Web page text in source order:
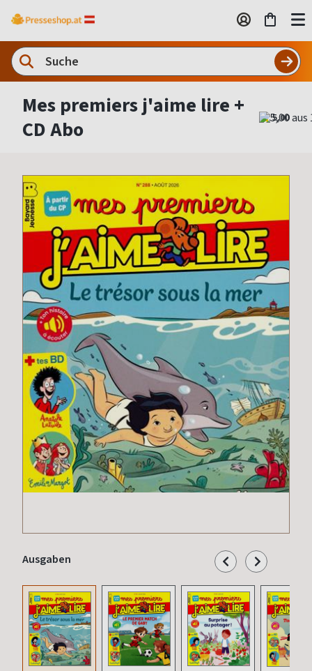
Mes premiers j'aime lire +
CD Abo
5,00
Ausgaben